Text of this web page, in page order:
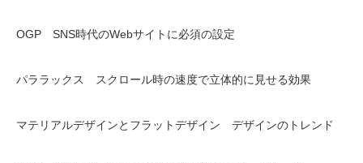
OGP SNS時代のWebサイトに必須の設定
パララックス スクロール時の速度で立体的に見せる効果
マテリアルデザインとフラットデザイン デザインのトレンド